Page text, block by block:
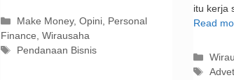
Kategori
Make Money,Opini, Personal
Finance, Wirausaha
Tag
Pendanaan Bisnis
itu kerja
Read
Tag